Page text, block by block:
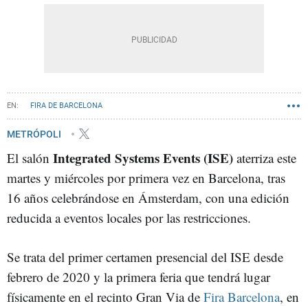
FIRA DE BARCELONA
METRÓPOLI
El salón Integrated Systems Events (ISE) aterriza este
martes y miércoles por primera vez en Barcelona, tras
16 años celebrándose en Ámsterdam, con una edición
reducida a eventos locales por las restricciones.
Se trata del primer certamen presencial del ISE desde
febrero de 2020 y la primera feria que tendrá lugar
físicamente en el recinto Gran Via de Fira Barcelona, en